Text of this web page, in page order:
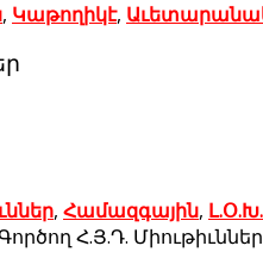
, Կաթողիկէ,
, Համազգային,
Հ.Յ.Դ.